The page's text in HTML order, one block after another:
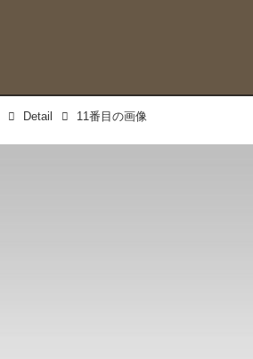
Detail 11番目の画像